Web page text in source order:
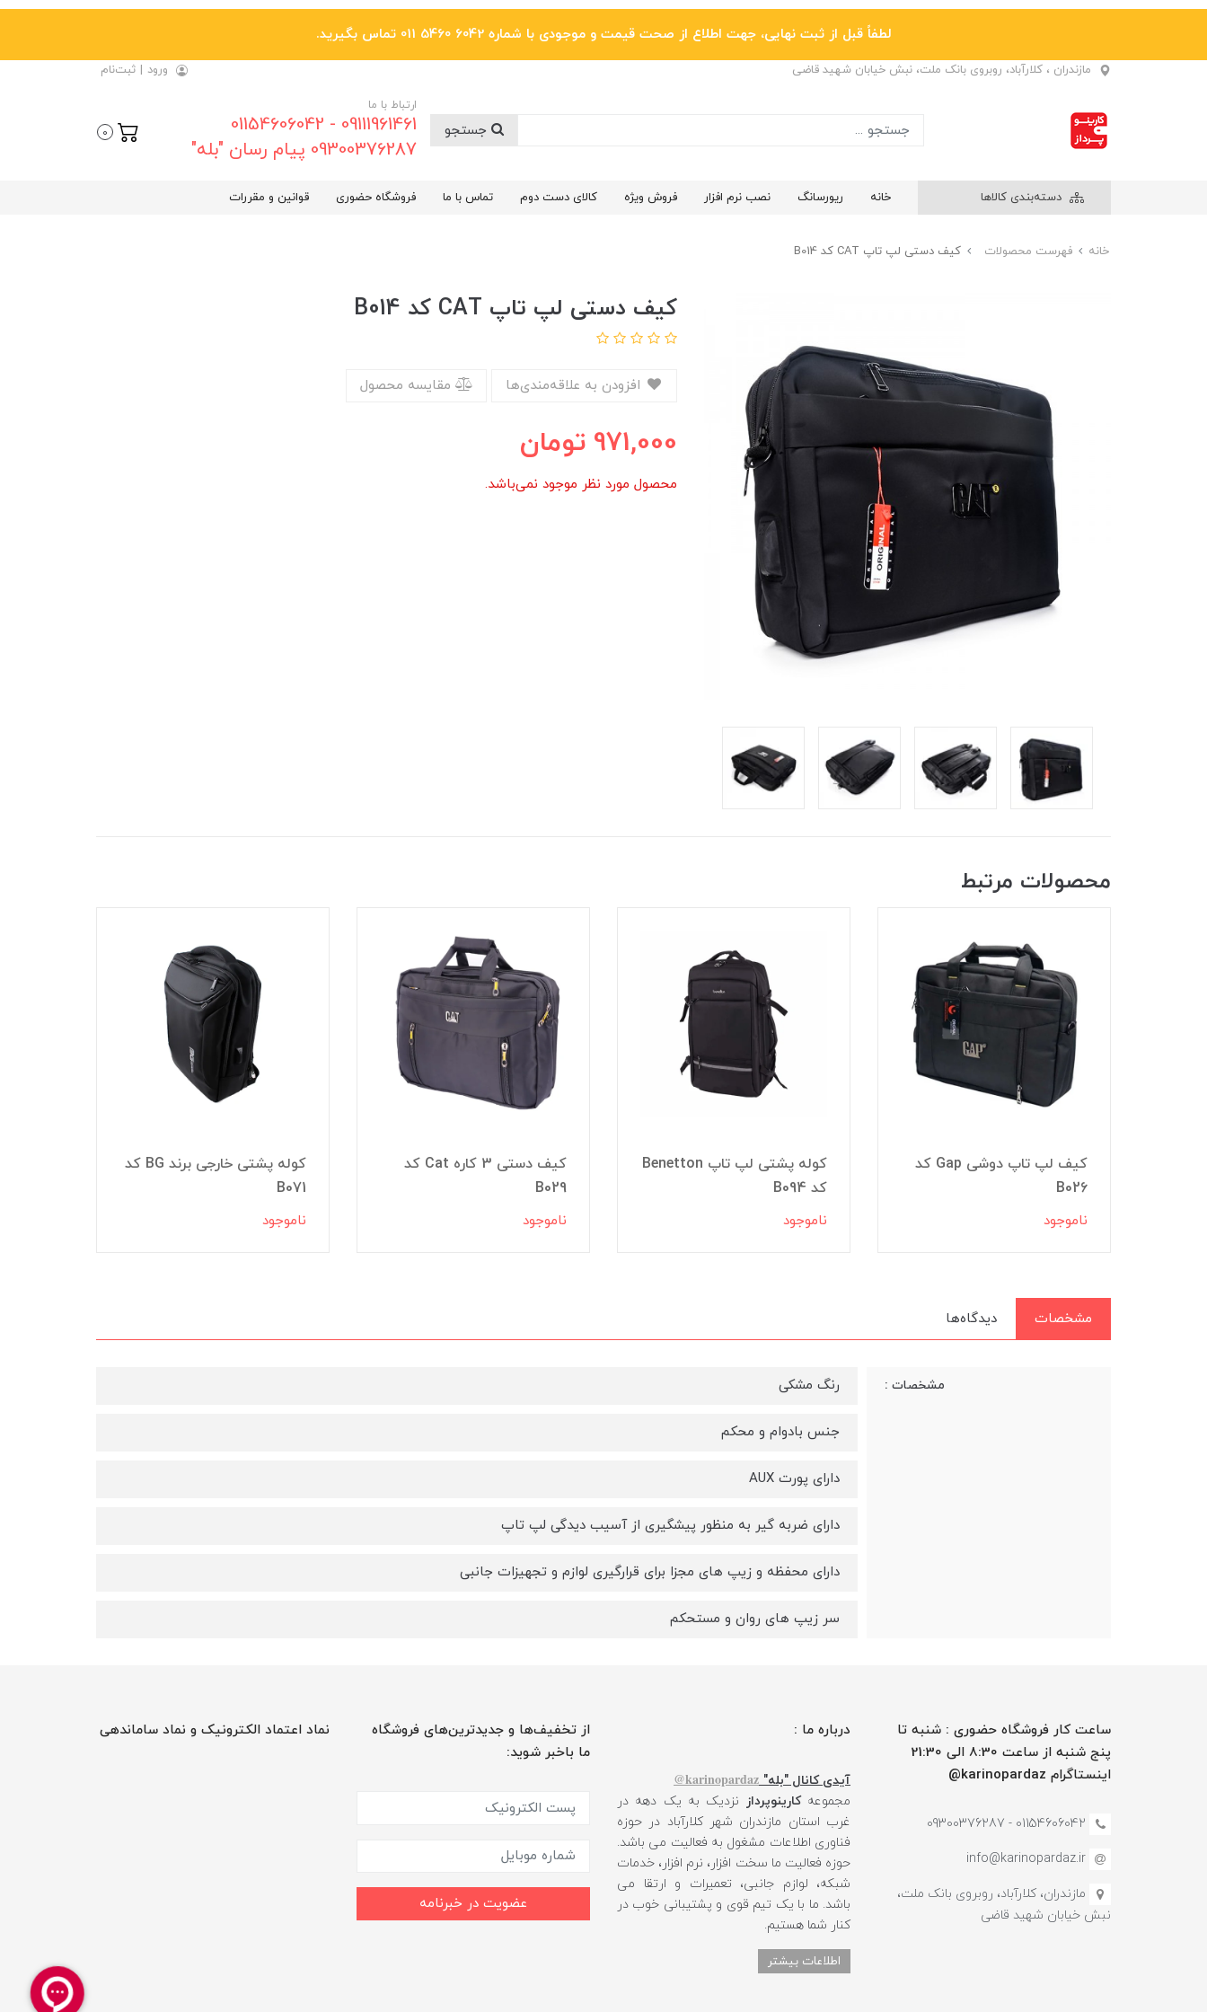
لطفاً قبل از ثبت نهایی، جهت اطلاع از صحت قیمت و موجودی با شماره 6042 5460 011 تماس بگیرید.
مازندران ، کلارآباد، روبروی بانک ملت، نبش خیابان شهید قاضی ورود | ثبت‌نام
ارتباط با ما
09111961461 - 01154606042
09300376287 پیام رسان "بله"
0
دسته‌بندی کالاها خانه ریورسانگ نصب نرم افزار فروش ویژه کالای دست دوم تماس با ما فروشگاه حضوری قوانین و مقررات
خانه فهرست محصولات کیف دستی لپ تاپ CAT کد B014
کیف دستی لپ تاپ CAT کد B014
مقایسه محصول
971,000 تومان
محصول مورد نظر موجود نمی‌باشد.
محصولات مرتبط
کیف لپ تاپ دوشی Gap کد
B026
ناموجود
کوله پشتی لپ تاپ Benetton
کد B094
ناموجود
کیف دستی 3 کاره Cat کد
B029
ناموجود
کوله پشتی خارجی برند BG کد
B071
ناموجود
مشخصات دیدگاه‌ها
مشخصات : رنگ مشکی
جنس بادوام و محکم
دارای پورت AUX
دارای ضربه گیر به منظور پیشگیری از آسیب دیدگی لپ تاپ
دارای محفظه و زیپ های مجزا برای قرارگیری لوازم و تجهیزات جانبی
سر زیپ های روان و مستحکم
ساعت کار فروشگاه حضوری : شنبه تا
پنج شنبه از ساعت 8:30 الی 21:30
اینستاگرام karinopardaz@
01154606042 - 09300376287
info@karinopardaz.ir
مازندران، کلارآباد، روبروی بانک ملت،
نبش خیابان شهید قاضی
درباره ما :
آیدی کانال "بله" karinopardaz@
مجموعهکارینوپرداز نزدیک به یک دهه در
غرب استان مازندران شهر کلارآباد در حوزه
فناوری اطلاعات مشغول به فعالیت می باشد.
حوزه فعالیت ما سخت افزار، نرم افزار، خدمات
شبکه، لوازم جانبی، تعمیرات و ارتقا می
باشد. ما با یک تیم قوی و پشتیبانی خوب در
کنار شما هستیم.
اطلاعات بیشتر
از تخفیف‌ها و جدیدترین‌های فروشگاه
ما باخبر شوید:
عضویت در خبرنامه
نماد اعتماد الکترونیک و نماد ساماندهی